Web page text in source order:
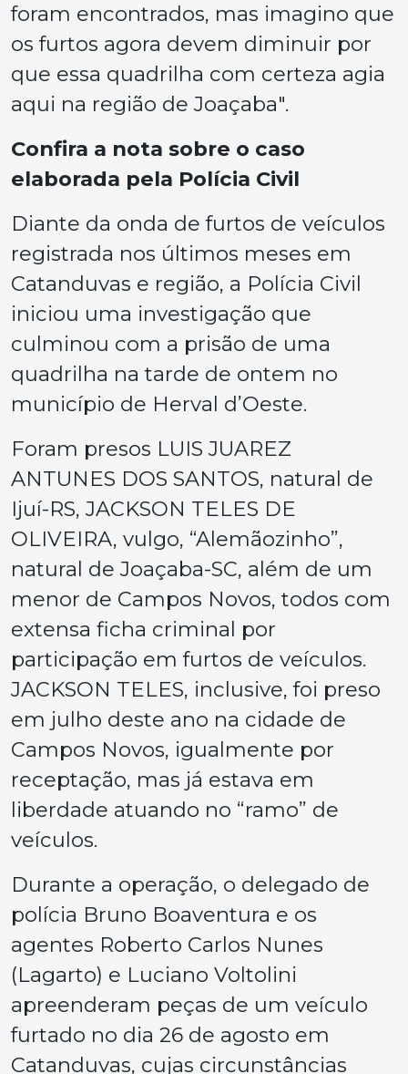
foram encontrados, mas imagino que
os furtos agora devem diminuir por
que essa quadrilha com certeza agia
aqui na região de Joaçaba".
Confira a nota sobre o caso
elaborada pela Polícia Civil
Diante da onda de furtos de veículos
registrada nos últimos meses em
Catanduvas e região, a Polícia Civil
iniciou uma investigação que
culminou com a prisão de uma
quadrilha na tarde de ontem no
município de Herval d’Oeste.
Foram presos LUIS JUAREZ
ANTUNES DOS SANTOS, natural de
Ijuí-RS, JACKSON TELES DE
OLIVEIRA, vulgo, “Alemãozinho”,
natural de Joaçaba-SC, além de um
menor de Campos Novos, todos com
extensa ficha criminal por
participação em furtos de veículos.
JACKSON TELES, inclusive, foi preso
em julho deste ano na cidade de
Campos Novos, igualmente por
receptação, mas já estava em
liberdade atuando no “ramo” de
veículos.
Durante a operação, o delegado de
polícia Bruno Boaventura e os
agentes Roberto Carlos Nunes
(Lagarto) e Luciano Voltolini
apreenderam peças de um veículo
furtado no dia 26 de agosto em
Catanduvas, cujas circunstâncias